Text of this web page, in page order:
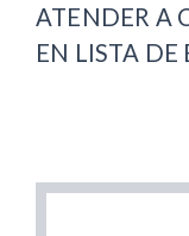
ATENDER A
EN LISTA DE